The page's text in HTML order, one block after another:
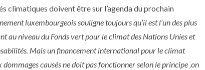
climatiques doivent être sur l’agenda du prochain
luxembourgeois souligne toujours qu’il est l’un des plus
au niveau du Fonds vert pour le climat des Nations Unies et
Mais un financement international pour le climat
causés ne doit pas fonctionner selon le principe ‚on